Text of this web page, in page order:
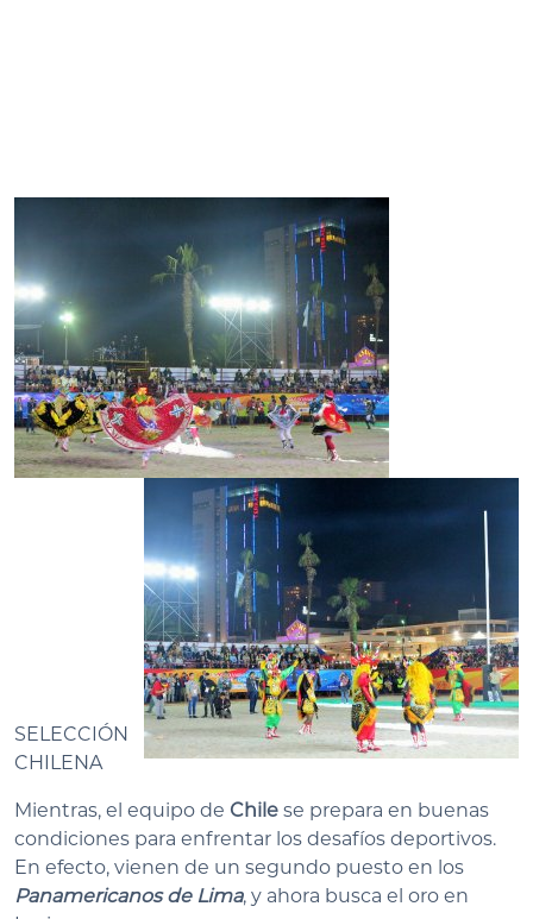
SELECCIÓN
CHILENA
Mientras, el equipo de Chile se prepara en buenas
condiciones para enfrentar los desafíos deportivos.
En efecto, vienen de un segundo puesto en los
Panamericanos de Lima, y ahora busca el oro en